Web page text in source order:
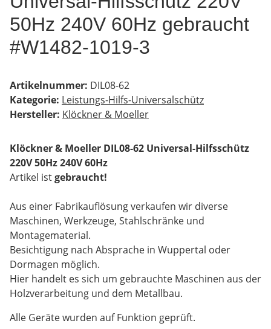
50Hz 240V 60Hz gebraucht
#W1482-1019-3
Artikelnummer: DIL08-62
Kategorie: Leistungs-Hilfs-Universalschütz
Hersteller: Klöckner & Moeller
Klöckner & Moeller DIL08-62 Universal-Hilfsschütz
220V 50Hz 240V 60Hz
Artikel istgebraucht!
Aus einer Fabrikauflösung verkaufen wir diverse
Maschinen, Werkzeuge, Stahlschränke und
Montagematerial.
Besichtigung nach Absprache in Wuppertal oder
Dormagen möglich.
Hier handelt es sich um gebrauchte Maschinen aus der
Holzverarbeitung und dem Metallbau.
Alle Geräte wurden auf Funktion geprüft.